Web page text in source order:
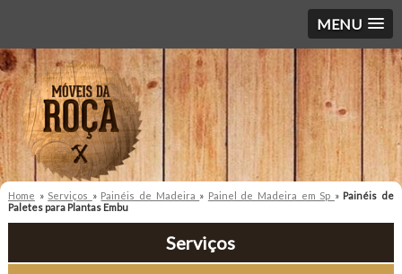
MENU
Home » Serviços » Painéis de Madeira » Painel de Madeira em Sp » Painéis de
Paletes para Plantas Embu
Serviços